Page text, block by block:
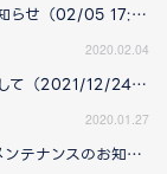
決済システムメンテナンスのお知らせ（02/05 17:12 更新）
2020.02.04
ゲームプレイ中の動作遅延に関して（2021/12/24 18:40更新）
2020.01.27
【WebMoney】決済システムメンテナンスのお知らせ